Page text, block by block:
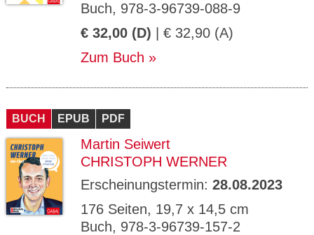
Buch, 978-3-96739-088-9
€ 32,00 (D) | € 32,90 (A)
Zum Buch
BUCH EPUB PDF
Martin Seiwert
CHRISTOPH WERNER
Erscheinungstermin: 28.08.2023
176 Seiten, 19,7 x 14,5 cm
Buch, 978-3-96739-157-2